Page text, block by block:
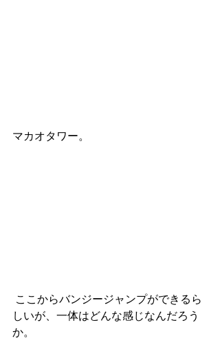
マカオタワー。
しいが、一体はどんな感じなんだろう
か。